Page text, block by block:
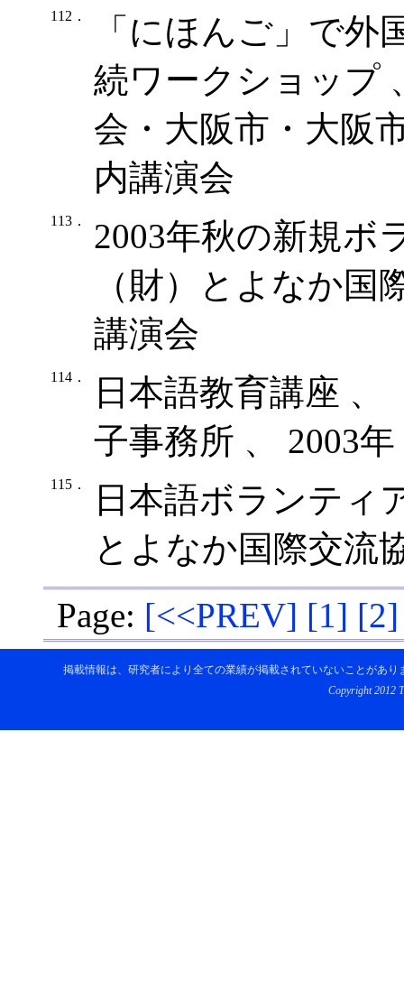
112．
「にほんご」で
続ワークショップ
会・大阪市・大阪
内講演会
113．
2003年秋の新規ボ
（財）とよなか国
講演会
114．
日本語教育講座 、
子事務所 、 2003
115．
日本語ボランティ
とよなか国際交流
Page: [<<PREV] [1] [2]
掲載情報は、研究者により全ての業績が掲載されていないことがあり
Copyright 2012